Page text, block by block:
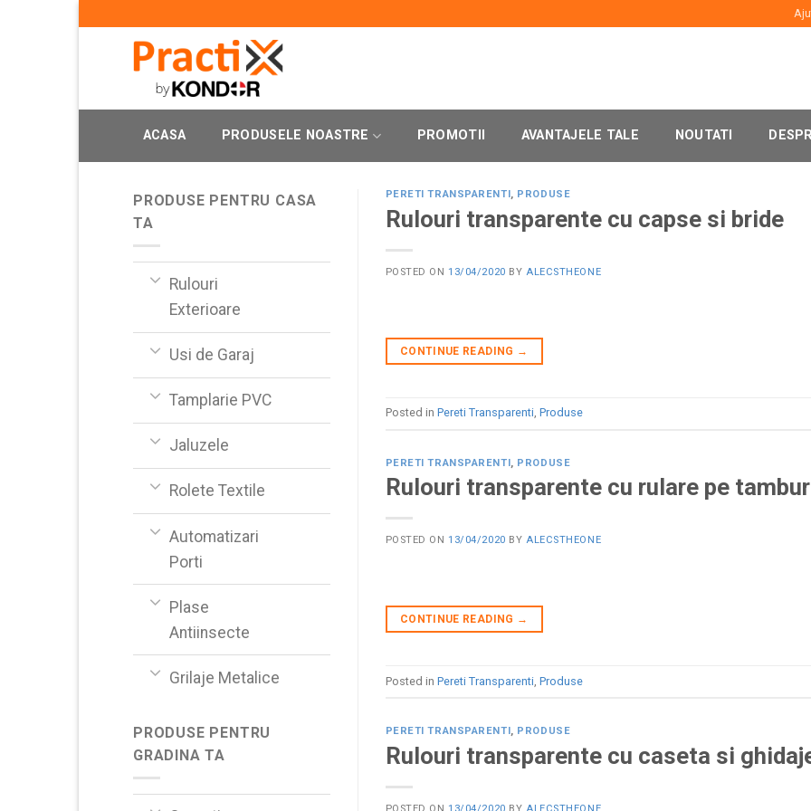
ACASA PRODUSELE NOASTRE PROMOTII AVANTAJELE TALE NOUTATI
PRODUSE PENTRU CASA
TA
Rulouri
Exterioare
Usi de Garaj
Tamplarie PVC
Jaluzele
Rolete Textile
Automatizari
Porti
Plase
Antiinsecte
Grilaje Metalice
PRODUSE PENTRU
GRADINA TA
PERETI TRANSPARENTI, PRODUSE
Rulouri transparente cu capse si bride
POSTED ON 13/04/2020 BY ALECSTHEONE
CONTINUE READING →
Posted in Pereti Transparenti Produse
PERETI TRANSPARENTI, PRODUSE
Rulouri transparente cu rulare pe tambur
POSTED ON 13/04/2020 BY ALECSTHEONE
CONTINUE READING →
Posted in Pereti Transparenti Produse
PERETI TRANSPARENTI , PRODUSE
Rulouri transparente cu caseta si